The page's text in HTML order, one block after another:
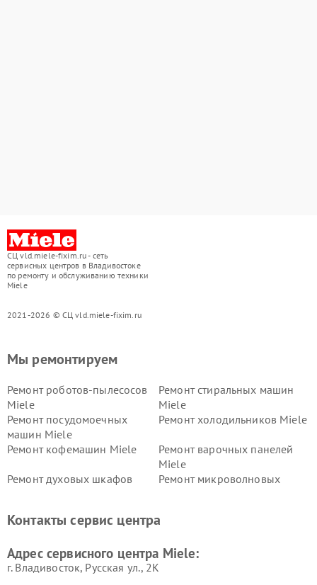
СЦ vld.miele-fixim.ru - сеть
сервисных центров в Владивостоке
по ремонту и обслуживанию техники
Miele
2021-2026 © СЦ vld.miele-fixim.ru
Мы ремонтируем
Ремонт роботов-пылесосов
Miele
Ремонт стиральных машин
Miele
Ремонт посудомоечных
машин Miele
Ремонт холодильников Miele
Ремонт кофемашин Miele
Ремонт варочных панелей
Miele
Ремонт духовых шкафов
Ремонт микроволновых
Miele
Miele
пылесосов Miele
Контакты сервис центра
Адрес сервисного центра Miele:
г. Владивосток, Русская ул., 2К